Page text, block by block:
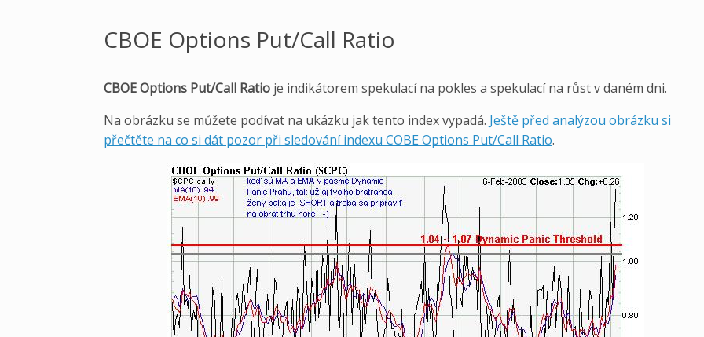
CBOE Options Put/Call Ratio
CBOE Options Put/Call Ratio je indikátorem spekulací na pokles a spekulací na růst v daném dni.
Na obrázku se můžete podívat na ukázku jak tento index vypadá. Ještě před analýzou obrázku si
přečtěte na co si dát pozor při sledování indexu COBE Options Put/Call Ratio.